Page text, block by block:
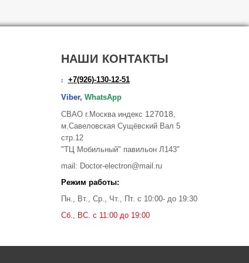
НАШИ КОНТАКТЫ
+7(926)-130-12-51
Viber, WhatsApp
СВАО г.Москва индекс 127018,
м.Савеловская Сущёвский Вал 5
стр.12
"ТЦ Мобильный" павильон Л143"
mail: Doctor-electron@mail.ru
Режим работы:
Пн., Вт., Ср., Чт., Пт. с 10:00- до 19:30
Сб., ВС. с 11:00 до 19:00